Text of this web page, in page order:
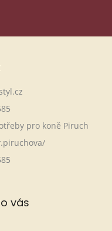
pro koně Piruch
vás